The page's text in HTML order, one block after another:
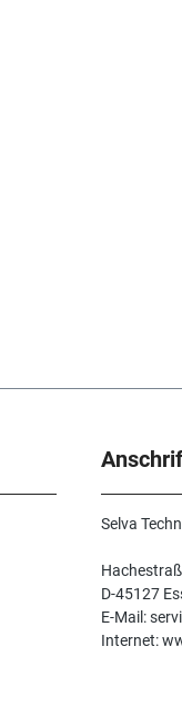
Selva
D-45127
E-Mail:
Internet: